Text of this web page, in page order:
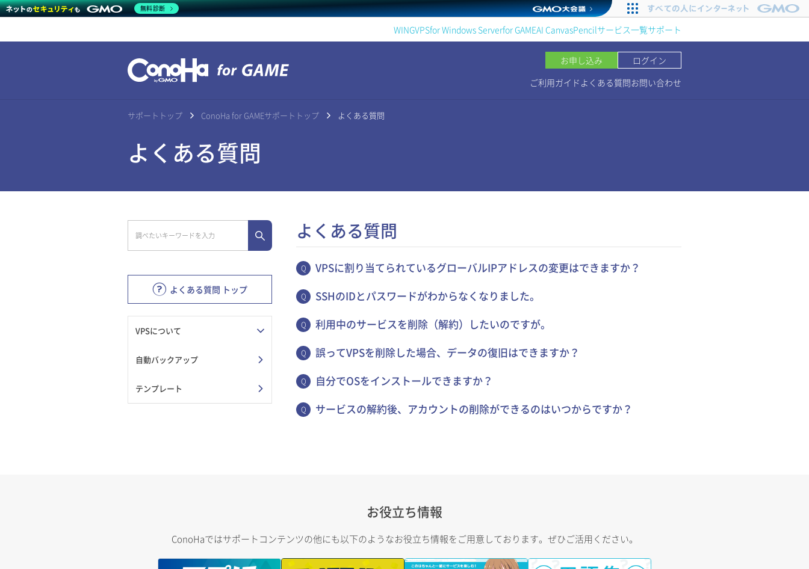
WINGVPSfor Windows Serverfor GAMEAI CanvasPencilサービス一覧サポート
お申し込み
ログイン
ご利用ガイド よくある質問お問い合わせ
サポートトップ ConoHa for GAMEサポートトップ よくある質問
よくある質問
よくある質問 トップ
VPSについて
自動バックアップ
テンプレート
よくある質問
VPSに割り当てられているグローバルIPアドレスの変更はできますか？
SSHのIDとパスワードがわからなくなりました。
利用中のサービスを削除（解約）したいのですが。
誤ってVPSを削除した場合、データの復旧はできますか？
自分でOSをインストールできますか？
サービスの解約後、アカウントの削除ができるのはいつからですか？
お役立ち情報
ConoHaではサポートコンテンツの他にも以下のようなお役立ち情報をご用意しております。ぜひご活用ください。
無料診断